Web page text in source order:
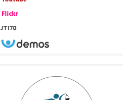
Flickr
JTI70